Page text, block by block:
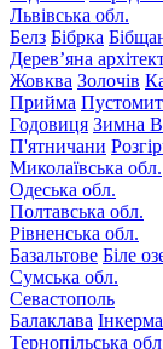
Львівська обл.
Белз Бібрка
Дерев’яна
Жовква Золочів
Прийма
Годовиця Зимна
П'ятничани
Миколаївська обл.
Одеська обл.
Полтавська обл.
Рівненська обл.
Базальтове Біле
Сумська обл.
Севастополь
Балаклава
Тернопільська